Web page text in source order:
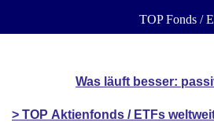
TOP Fonds /
Was läuft besser:
> TOP Aktienfonds / ETFs